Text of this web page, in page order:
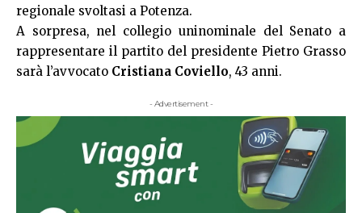
regionale svoltasi a Potenza.
A sorpresa, nel collegio uninominale del Senato a
rappresentare il partito del presidente Pietro Grasso
sarà l’avvocato Cristiana Coviello, 43 anni.
- Advertisement -